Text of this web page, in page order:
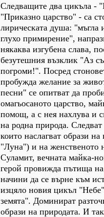
Следващите два цикъла -
"Приказно царство" - са
лирическата душа: "мъгла
глухо примирение",
някаква изгубена слава,
безутешния възклик "Аз
погроми!". Посред
пробужда желание за
песни" се опитват да
омагьосаното царство,
помощ, а с нея нахлува и
на родна природа.
които наслагват образи
"Луна") и на женственото
Суламит, вечната майка-
герой провижда пътища
начини да се върне към
изцяло новия цикъл
земята". Доминират
образи на природата. И